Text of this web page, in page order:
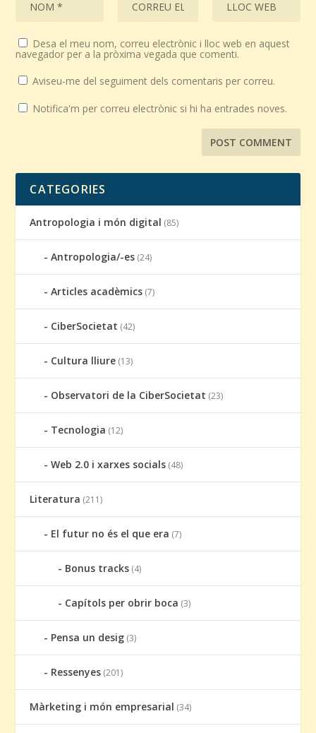
Desa el meu nom, correu electrònic i lloc web en aquest
navegador per a la pròxima vegada que comenti.
Aviseu-me del seguiment dels comentaris per correu.
Notifica'm per correu electrònic si hi ha entrades noves.
CATEGORIES
Antropologia i món digital (85)
Antropologia/-es (24)
Articles acadèmics (7)
CiberSocietat (42)
Cultura lliure (13)
Observatori de la CiberSocietat (23)
Tecnologia (12)
Web 2.0 i xarxes socials (48)
Literatura (211)
El futur no és el que era (7)
Bonus tracks (4)
Capítols per obrir boca (3)
Pensa un desig (3)
Ressenyes (201)
Màrketing i món empresarial (34)